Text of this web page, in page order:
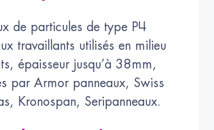
de particules de type P4
travaillants utilisés en milieu
épaisseur jusqu’à 38mm,
par Armor panneaux, Swiss
Kronospan, Seripanneaux.